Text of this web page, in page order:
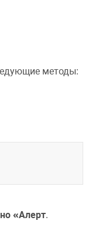
методы:
Алерт.